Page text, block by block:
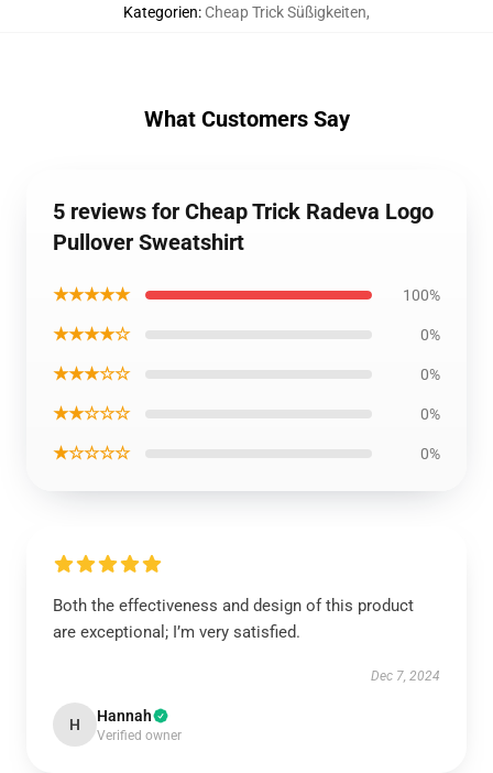
Kategorien: Cheap Trick Süßigkeiten,
What Customers Say
5 reviews for Cheap Trick Radeva Logo
Pullover Sweatshirt
★★★★★ 100%
★★★★☆ 0%
★★★☆☆ 0%
★★☆☆☆ 0%
★☆☆☆☆ 0%
Both the effectiveness and design of this product
are exceptional; I’m very satisfied.
Dec 7, 2024
H Hannah
Verified owner